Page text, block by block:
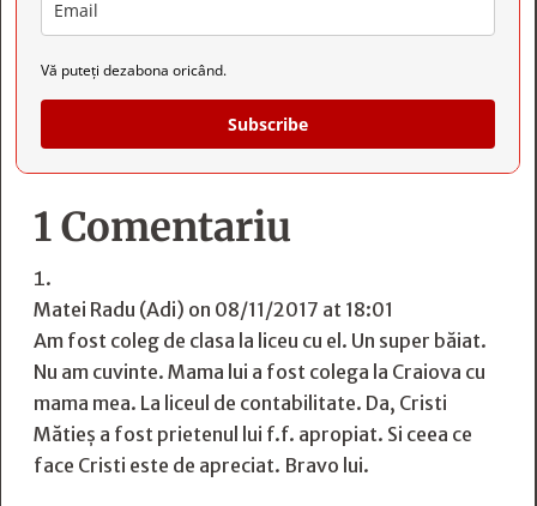
Vă puteți dezabona oricând.
Subscribe
1 Comentariu
Matei Radu (Adi) on 08/11/2017 at 18:01
Am fost coleg de clasa la liceu cu el. Un super băiat.
Nu am cuvinte. Mama lui a fost colega la Craiova cu
mama mea. La liceul de contabilitate. Da, Cristi
Mătieș a fost prietenul lui f.f. apropiat. Si ceea ce
face Cristi este de apreciat. Bravo lui.